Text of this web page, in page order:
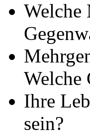
Welche
Welche
Ihre
sein?